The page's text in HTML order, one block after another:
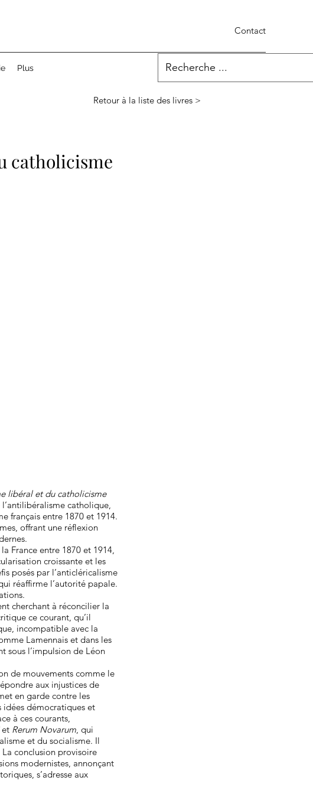
Contact
Plus
Retour à la liste des livres >
catholicisme
libéral et du catholicisme
catholique,
français entre 1870 et 1914.
offrant une réflexion
France entre 1870 et 1914,
croissante et les
posés par l’anticléricalisme
réaffirme l’autorité papale.
cherchant à réconcilier la
ce courant, qu’il
incompatible avec la
Lamennais et dans les
sous l’impulsion de Léon
de mouvements comme le
aux injustices de
en garde contre les
idées démocratiques et
à ces courants,
et Rerum Novarum, qui
et du socialisme. Il
conclusion provisoire
modernistes, annonçant
s’adresse aux